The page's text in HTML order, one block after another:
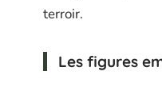
terroir.
Les figures